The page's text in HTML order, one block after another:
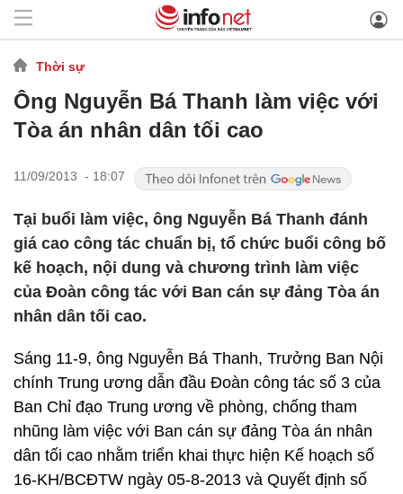
Thời sự
Ông Nguyễn Bá Thanh làm việc với
Tòa án nhân dân tối cao
11/09/2013 - 18:07
Tại buổi làm việc, ông Nguyễn Bá Thanh đánh
giá cao công tác chuẩn bị, tổ chức buổi công bố
kế hoạch, nội dung và chương trình làm việc
của Đoàn công tác với Ban cán sự đảng Tòa án
nhân dân tối cao.
Sáng 11-9, ông Nguyễn Bá Thanh, Trưởng Ban Nội
chính Trung ương dẫn đầu Đoàn công tác số 3 của
Ban Chỉ đạo Trung ương về phòng, chống tham
nhũng làm việc với Ban cán sự đảng Tòa án nhân
dân tối cao nhằm triển khai thực hiện Kế hoạch số
16-KH/BCĐTW ngày 05-8-2013 và Quyết định số